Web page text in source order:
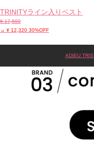
TRINITYライン入りベスト
¥ 17,600
→ ¥ 12,320 30%OFF
ADIEU